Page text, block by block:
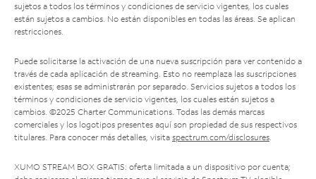
sujetos a todos los términos y condiciones de servicio vigentes, los cuales
están sujetos a cambios. No están disponibles en todas las áreas. Se aplican
restricciones.
Puede solicitarse la activación de una nueva suscripción para ver contenido a
través de cada aplicación de streaming. Esto no reemplaza las suscripciones
existentes; esas se administrarán por separado. Servicios sujetos a todos los
términos y condiciones de servicio vigentes, los cuales están sujetos a
cambios. ©2025 Charter Communications. Todas las demás marcas
comerciales y los logotipos presentes aquí son propiedad de sus respectivos
titulares. Para conocer más detalles, visita spectrum.com/disclosures
XUMO STREAM BOX GRATIS: oferta limitada a un dispositivo por cuenta;